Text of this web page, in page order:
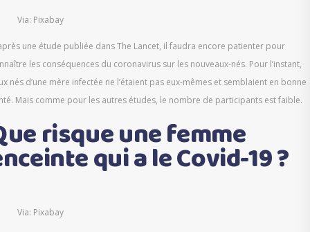
Via: Pixabay
une étude publiée dans The Lancet, il faudra encore patienter pour
les conséquences du coronavirus sur les nouveaux-nés. Pour l’instant,
nés d’une mère infectée ne l’étaient pas eux-mêmes et semblaient en bonne
Mais comme pour les autres études, le nombre de participants est faible.
risque une femme
qui a le Covid-19 ?
Via: Pixabay